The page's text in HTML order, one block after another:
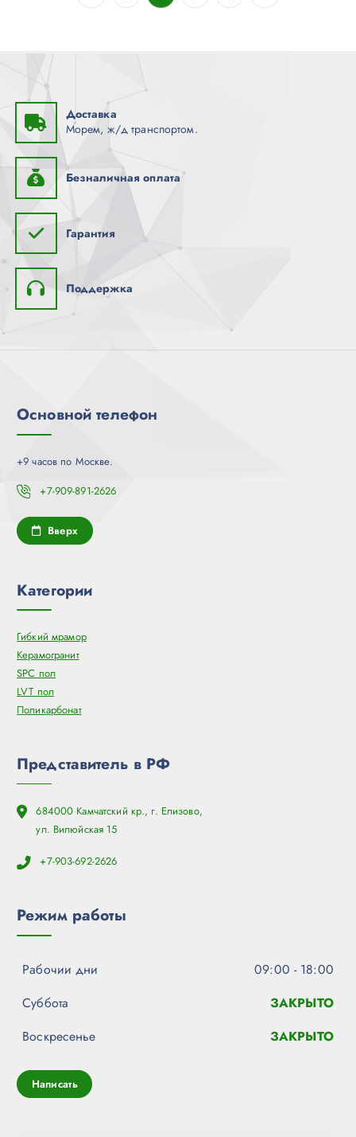
Доставка
Морем, ж/д транспортом.
Безналичная оплата
Гарантия
Поддержка
Основной телефон
+9 часов по Москве.
+7-909-891-2626
Вверх
Категории
Гибкий мрамор
Керамогранит
SPC пол
LVT пол
Поликарбонат
Представитель в РФ
684000 Камчатский кр., г. Елизово,
ул. Вилюйская 15
+7-903-692-2626
Режим работы
Рабочии дни
09:00 - 18:00
Суббота
ЗАКРЫТО
Воскресенье
ЗАКРЫТО
Написать